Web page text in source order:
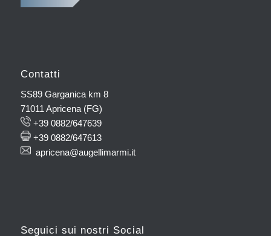
Contatti
SS89 Garganica km 8
71011 Apricena (FG)
+39 0882/647639
+39 0882/647613
apricena@augellimarmi.it
Seguici sui nostri Social